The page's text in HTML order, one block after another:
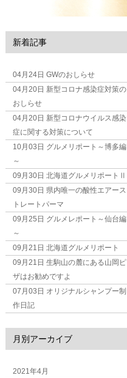
新着記事
04月24日 GWのおしらせ
04月20日 新型コロナ感染症対策の
おしらせ
04月20日 新型コロナウイルス感染
症に関する対策について
10月03日 グルメリポート～博多編
～
09月30日 北海道グルメリポートⅡ
09月30日 県内唯一の酸性エアース
トレートパーマ
09月25日 グルメレポート～仙台編
～
09月21日 北海道グルメリポート
09月21日 生駒山の麓にある山岡ピ
ザはお勧めですよ
07月03日 オリジナルシャンプー制
作日記
月別アーカイブ
2021年4月